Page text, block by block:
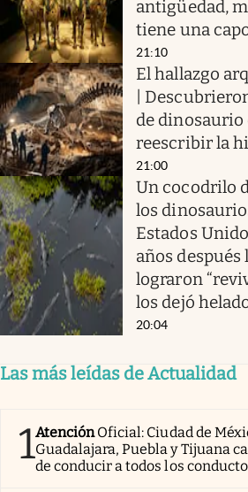
antigüedad,
tiene una
21:10
El hallazgo
|
de dinosaurio
reescribir la
21:00
Un cocodrilo
los
Estados
años
lograron
los dejó
20:04
Las más leídas de Actualidad
1AtenciónOficial: Ciudad de
Guadalajara, Puebla y Tijuana
de conducir a todos los